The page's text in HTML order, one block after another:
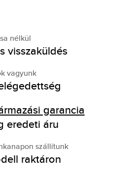
nélkül
visszaküldés
vagyunk
garancia
eredeti áru
szállítunk
raktáron